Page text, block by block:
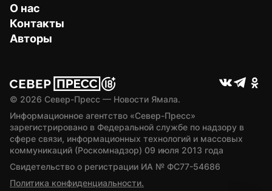
О нас
Контакты
Авторы
© 2026 Север-Пресс — Новости Ямала.
Информационное агентство «Север-Пресс»
зарегистрировано в Федеральной службе по надзору в
сфере связи, информационных технологий и массовых
коммуникаций (Роскомнадзор) 09 июля 2013 года
Свидетельство о регистрации ИА № ФС77-54686
Политика конфиденциальности.